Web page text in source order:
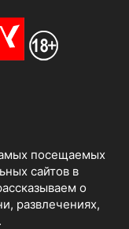
посещаемых
сайтов в
о
развлечениях,